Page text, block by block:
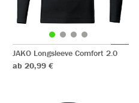
JAKO Longsleeve Comfort 2.0
ab 20,99 €